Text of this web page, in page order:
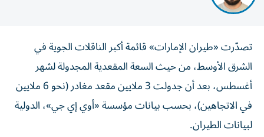
تصدّرت «طيران الإمارات» قائمة أكبر الناقلات الجوية في
الشرق الأوسط، من حيث السعة المقعدية المجدولة لشهر
أغسطس، بعد أن جدولت 3 ملايين مقعد مغادر (نحو 6 ملايين
في الاتجاهين)، بحسب بيانات مؤسسة «أوي إي جي»، الدولية
لبيانات الطيران.